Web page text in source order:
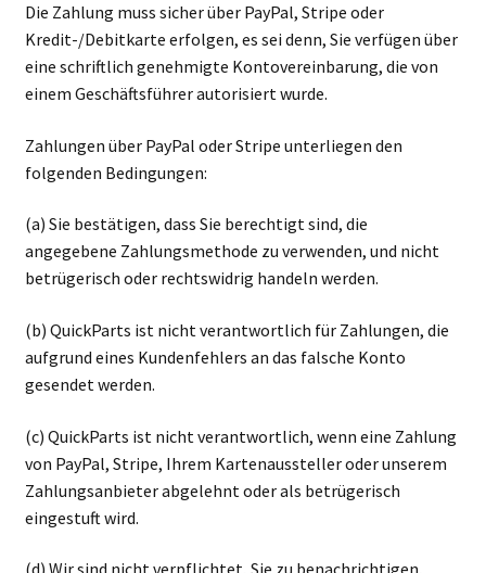
Die Zahlung muss sicher über PayPal, Stripe oder
Kredit-/Debitkarte erfolgen, es sei denn, Sie verfügen über
eine schriftlich genehmigte Kontovereinbarung, die von
einem Geschäftsführer autorisiert wurde.
Zahlungen über PayPal oder Stripe unterliegen den
folgenden Bedingungen:
(a) Sie bestätigen, dass Sie berechtigt sind, die
angegebene Zahlungsmethode zu verwenden, und nicht
betrügerisch oder rechtswidrig handeln werden.
(b) QuickParts ist nicht verantwortlich für Zahlungen, die
aufgrund eines Kundenfehlers an das falsche Konto
gesendet werden.
(c) QuickParts ist nicht verantwortlich, wenn eine Zahlung
von PayPal, Stripe, Ihrem Kartenaussteller oder unserem
Zahlungsanbieter abgelehnt oder als betrügerisch
eingestuft wird.